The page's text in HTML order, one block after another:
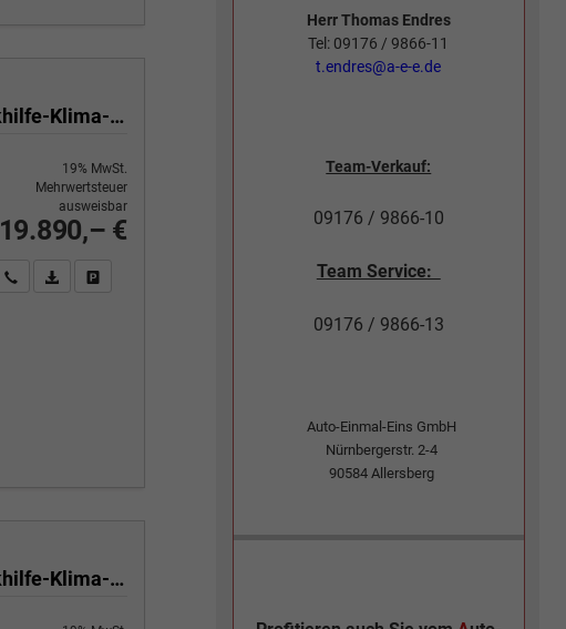
Yes 1.0 80 PS Sitzheizung-App Connect Wireless-Einparkhilfe-Klima-Sofort
19.890,– €
19% MwSt.
Mehrwertsteuer
ausweisbar
Wir rufen Sie anPDF-Fahrzeugexposé drucken
Fahrzeug drucken, parken oder vergleichen
Yes 1.0 80 PS Sitzheizung-App Connect Wireless-Einparkhilfe-Klima-Sofort
Herr Thomas Endres
Tel: 09176 / 9866-11
t.endres@a-e-e.de
Team-Verkauf:
09176 / 9866-10
Team Service:
09176 / 9866-13
Auto-Einmal-Eins GmbH
Nürnbergerstr. 2-4
90584 Allersberg